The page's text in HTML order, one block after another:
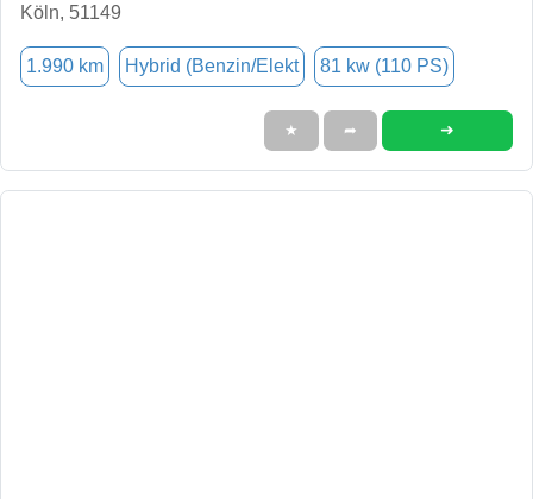
Köln, 51149
1.990 km Hybrid (Benzin/Elekt 81 kw (110 PS)
★ ➦ ➜